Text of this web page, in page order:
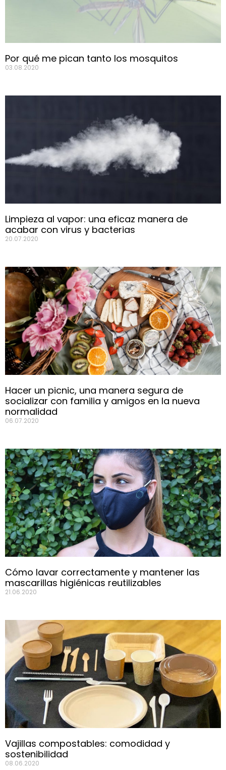
Por qué me pican tanto los mosquitos
03.08.2020
Limpieza al vapor: una eficaz manera de
acabar con virus y bacterias
20.07.2020
Hacer un picnic, una manera segura de
socializar con familia y amigos en la nueva
normalidad
06.07.2020
Cómo lavar correctamente y mantener las
mascarillas higiénicas reutilizables
21.06.2020
Vajillas compostables: comodidad y
sostenibilidad
08.06.2020